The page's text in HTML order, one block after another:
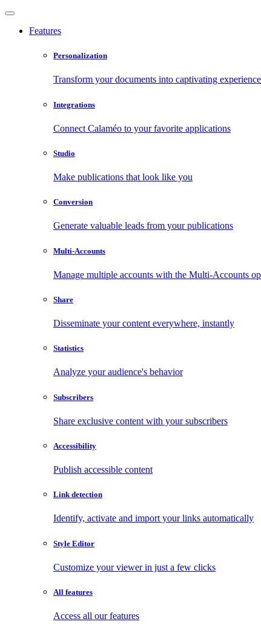
Features
Personalization
Transform your documents into captivating
Integrations
Connect Calaméo to your favorite applications
Studio
Make publications that look like you
Conversion
Generate valuable leads from your publications
Multi-Accounts
Manage multiple accounts with the Multi-Accounts
Share
Disseminate your content everywhere, instantly
Statistics
Analyze your audience's behavior
Subscribers
Share exclusive content with your subscribers
Accessibility
Publish accessible content
Link detection
Identify, activate and import your links automatically
Style Editor
Customize your viewer in just a few clicks
All features
Access all our features